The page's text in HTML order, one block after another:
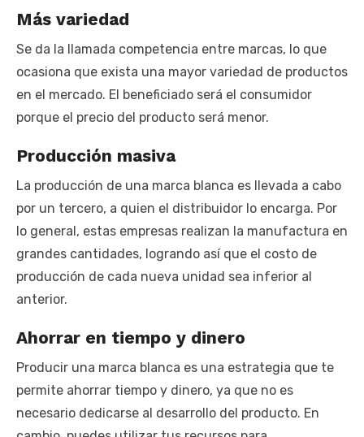
Más variedad
Se da la llamada competencia entre marcas, lo que
ocasiona que exista una mayor variedad de productos
en el mercado. El beneficiado será el consumidor
porque el precio del producto será menor.
Producción masiva
La producción de una marca blanca es llevada a cabo
por un tercero, a quien el distribuidor lo encarga. Por
lo general, estas empresas realizan la manufactura en
grandes cantidades, logrando así que el costo de
producción de cada nueva unidad sea inferior al
anterior.
Ahorrar en tiempo y dinero
Producir una marca blanca es una estrategia que te
permite ahorrar tiempo y dinero, ya que no es
necesario dedicarse al desarrollo del producto. En